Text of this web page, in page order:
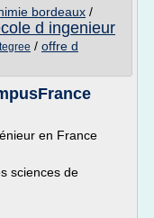
bordeaux /
d ingenieur
/ offre d
en France
sciences de